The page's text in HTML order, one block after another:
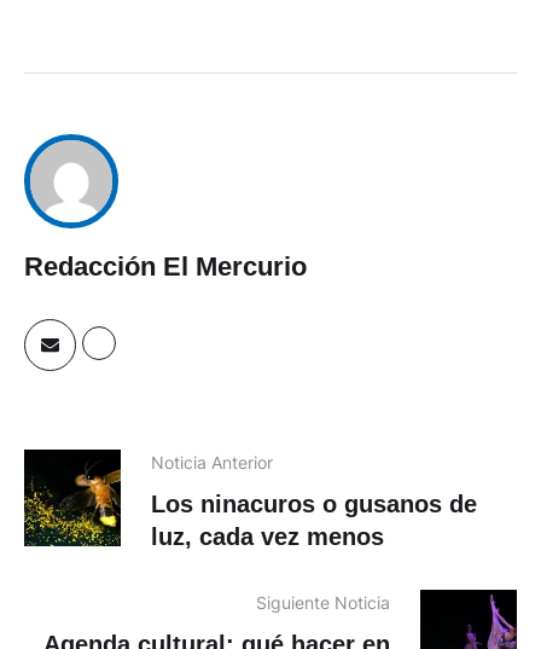
Redacción El Mercurio
Noticia Anterior
Los ninacuros o gusanos de
luz, cada vez menos
Siguiente Noticia